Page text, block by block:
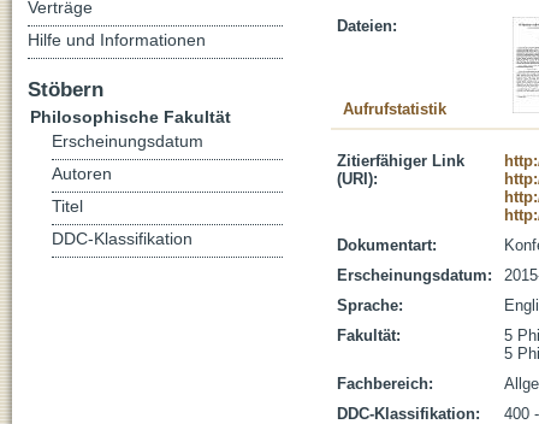
Dateien:
Aufrufstatistik
Zitierfähiger Link
(URI):
Dokumentart:
Erscheinungsdatum:
Sprache:
Fakultät:
5
5
Fachbereich:
DDC-Klassifikation:
400
Verträge
Hilfe und Informationen
Stöbern
Philosophische Fakultät
Erscheinungsdatum
Autoren
Titel
DDC-Klassifikation